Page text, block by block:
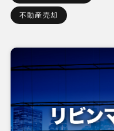
不動産売却